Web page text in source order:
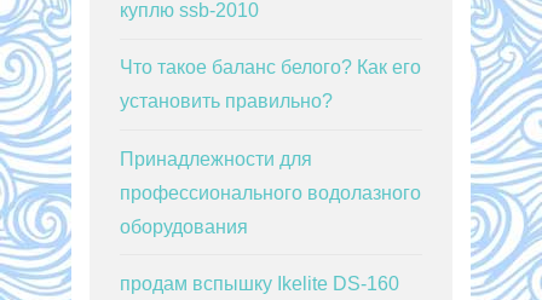
куплю ssb-2010
Что такое баланс белого? Как его
установить правильно?
Принадлежности для
профессионального водолазного
оборудования
продам вспышку Ikelite DS-160